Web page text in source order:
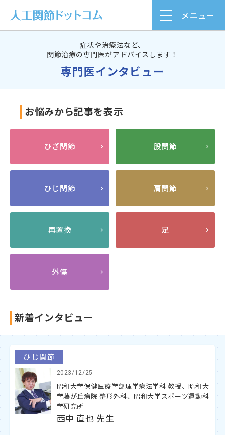
メニュー
症状や治療法など、
関節治療の専門医がアドバイスします！
専門医インタビュー
お悩みから記事を表示
ひざ関節 股関節
ひじ関節 肩関節
再置換 足
外傷
新着インタビュー
ひじ関節
2023/12/25
昭和大学保健医療学部理学療法学科 教授、昭和大
学藤が丘病院 整形外科、昭和大学スポーツ運動科
学研究所
西中 直也 先生